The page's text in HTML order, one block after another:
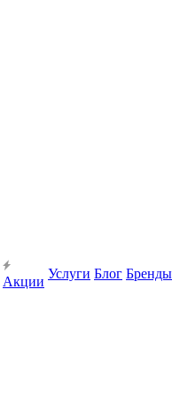
Акции
Услуги Блог Бренды